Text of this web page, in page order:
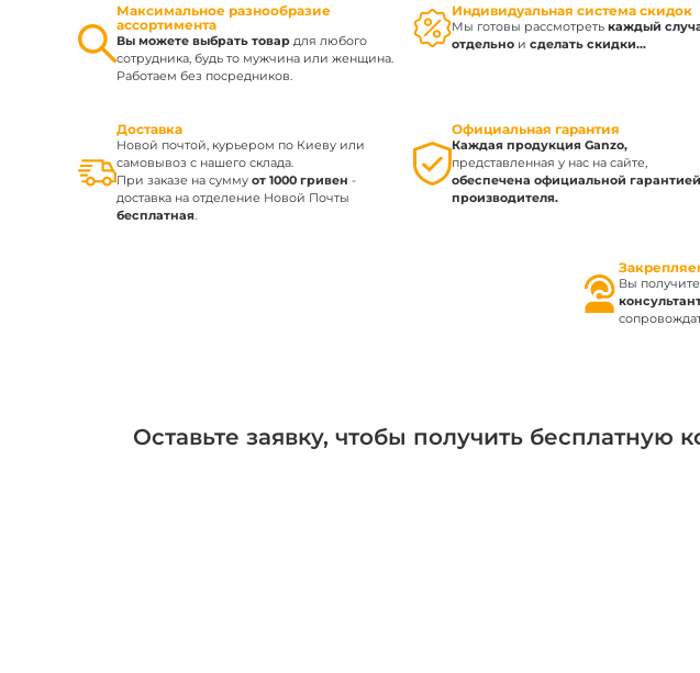
Максимальное разнообразие
ассортимента
Вы можете выбрать товар для любого
сотрудника, будь то мужчина или женщина.
Работаем без посредников.
Индивидуальная система скидок
Мы готовы рассмотреть каждый
отдельнои сделать скидки...
Доставка
Новой почтой, курьером по Киеву или
самовывоз с нашего склада.
При заказе на суммуот 1000 гривен -
доставка на отделение Новой Почты
бесплатная
Официальная гарантия
Каждая продукция Ganzo,
представленная у нас на сайте,
обеспечена официальной
производителя.
Вы
Оставьте заявку, чтобы получить